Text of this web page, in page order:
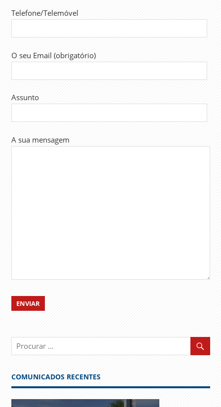
Telefone/Telemóvel
O seu Email (obrigatório)
Assunto
A sua mensagem
COMUNICADOS RECENTES